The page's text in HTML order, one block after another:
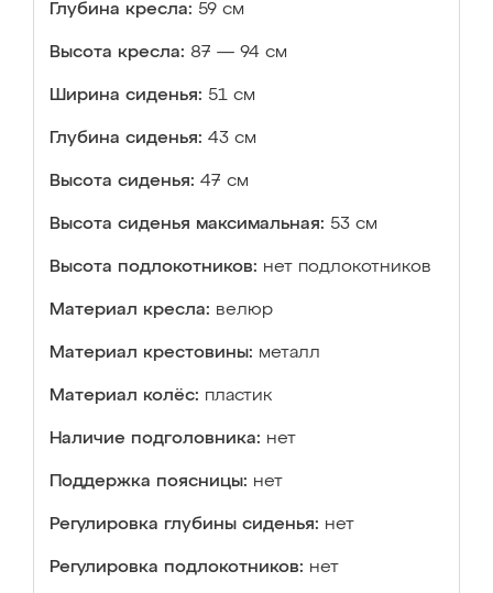
Глубина кресла: 59 см
Высота кресла: 87 — 94 см
Ширина сиденья: 51 см
Глубина сиденья: 43 см
Высота сиденья: 47 см
Высота сиденья максимальная: 53 см
Высота подлокотников: нет подлокотников
Материал кресла: велюр
Материал крестовины: металл
Материал колёс: пластик
Наличие подголовника: нет
Поддержка поясницы: нет
Регулировка глубины сиденья: нет
Регулировка подлокотников: нет